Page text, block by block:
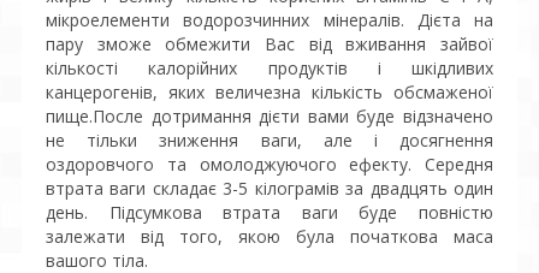
мікроелементи водорозчинних мінералів. Дієта на
пару зможе обмежити Вас від вживання зайвої
кількості калорійних продуктів і шкідливих
канцерогенів, яких величезна кількість обсмаженої
пище.После дотримання дієти вами буде відзначено
не тільки зниження ваги, але і досягнення
оздоровчого та омолоджуючого ефекту. Середня
втрата ваги складає 3-5 кілограмів за двадцять один
день. Підсумкова втрата ваги буде повністю
залежати від того, якою була початкова маса
вашого тіла.